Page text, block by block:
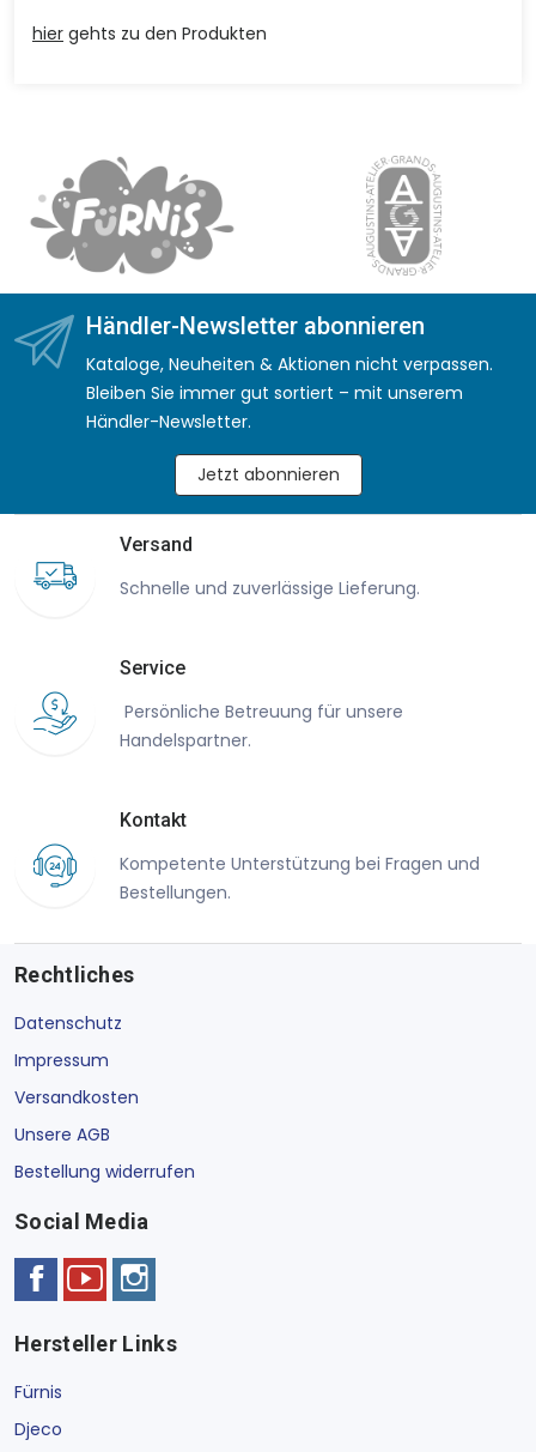
hier gehts zu den Produkten
Händler-Newsletter abonnieren
Kataloge, Neuheiten & Aktionen nicht verpassen.
Bleiben Sie immer gut sortiert – mit unserem
Händler-Newsletter.
Jetzt abonnieren
Versand
Schnelle und zuverlässige Lieferung.
Service
Persönliche Betreuung für unsere
Handelspartner.
Kontakt
Kompetente Unterstützung bei Fragen und
Bestellungen.
Rechtliches
Datenschutz
Impressum
Versandkosten
Unsere AGB
Bestellung widerrufen
Social Media
Hersteller Links
Fürnis
Djeco